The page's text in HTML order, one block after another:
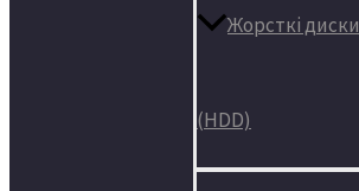
Жорсткі диски
(HDD)